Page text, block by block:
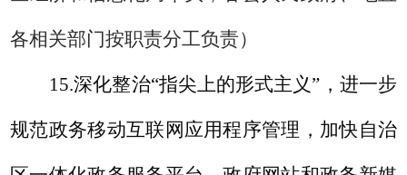
各相关部门按职责分工负责）
15.深化整治“指尖上的形式主义”，进一步
规范政务移动互联网应用程序管理，加快自治